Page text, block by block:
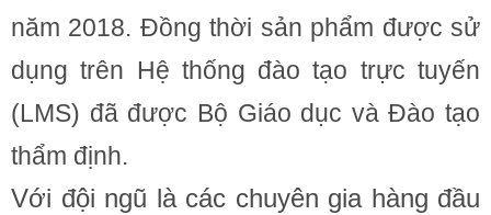
năm 2018. Đồng thời sản phẩm được sử
dụng trên Hệ thống đào tạo trực tuyến
(LMS) đã được Bộ Giáo dục và Đào tạo
thẩm định.
Với đội ngũ là các chuyên gia hàng đầu